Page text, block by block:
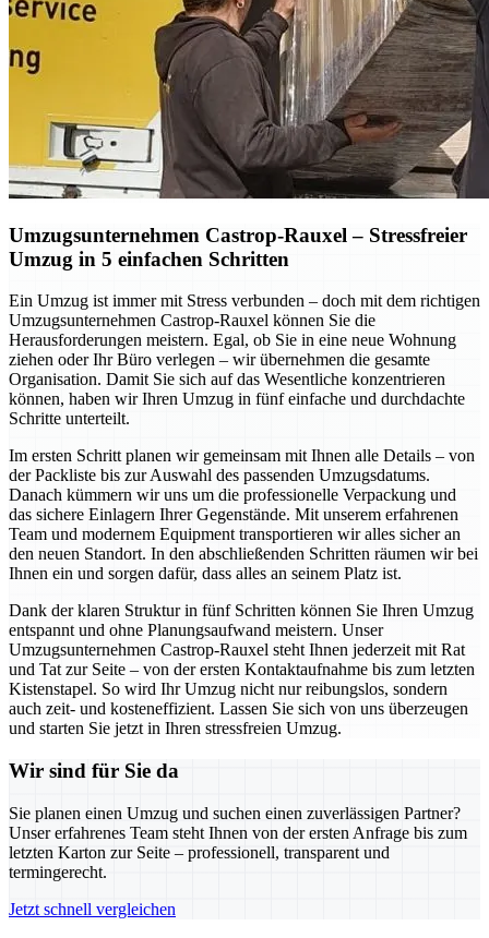
Umzugsunternehmen Castrop-Rauxel – Stressfreier
Umzug in 5 einfachen Schritten
Ein Umzug ist immer mit Stress verbunden – doch mit dem richtigen
Umzugsunternehmen Castrop-Rauxel können Sie die
Herausforderungen meistern. Egal, ob Sie in eine neue Wohnung
ziehen oder Ihr Büro verlegen – wir übernehmen die gesamte
Organisation. Damit Sie sich auf das Wesentliche konzentrieren
können, haben wir Ihren Umzug in fünf einfache und durchdachte
Schritte unterteilt.
Im ersten Schritt planen wir gemeinsam mit Ihnen alle Details – von
der Packliste bis zur Auswahl des passenden Umzugsdatums.
Danach kümmern wir uns um die professionelle Verpackung und
das sichere Einlagern Ihrer Gegenstände. Mit unserem erfahrenen
Team und modernem Equipment transportieren wir alles sicher an
den neuen Standort. In den abschließenden Schritten räumen wir bei
Ihnen ein und sorgen dafür, dass alles an seinem Platz ist.
Dank der klaren Struktur in fünf Schritten können Sie Ihren Umzug
entspannt und ohne Planungsaufwand meistern. Unser
Umzugsunternehmen Castrop-Rauxel steht Ihnen jederzeit mit Rat
und Tat zur Seite – von der ersten Kontaktaufnahme bis zum letzten
Kistenstapel. So wird Ihr Umzug nicht nur reibungslos, sondern
auch zeit- und kosteneffizient. Lassen Sie sich von uns überzeugen
und starten Sie jetzt in Ihren stressfreien Umzug.
Wir sind für Sie da
Sie planen einen Umzug und suchen einen zuverlässigen Partner?
Unser erfahrenes Team steht Ihnen von der ersten Anfrage bis zum
letzten Karton zur Seite – professionell, transparent und
termingerecht.
Jetzt schnell vergleichen